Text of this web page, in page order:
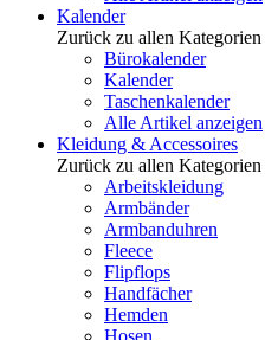
Kalender
Zurück zu allen Kategorien
Bürokalender
Kalender
Taschenkalender
Alle Artikel anzeigen
Kleidung & Accessoires
Zurück zu allen Kategorien
Arbeitskleidung
Armbänder
Armbanduhren
Fleece
Flipflops
Handfächer
Hemden
Hosen